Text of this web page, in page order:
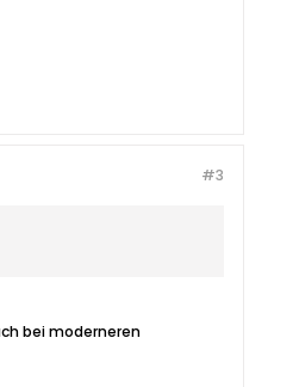
#3
bei moderneren